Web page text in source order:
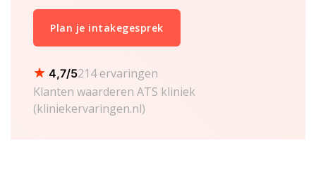
Plan je intakegesprek
4,7/5214 ervaringen
Klanten waarderen ATS kliniek
(kliniekervaringen.nl)